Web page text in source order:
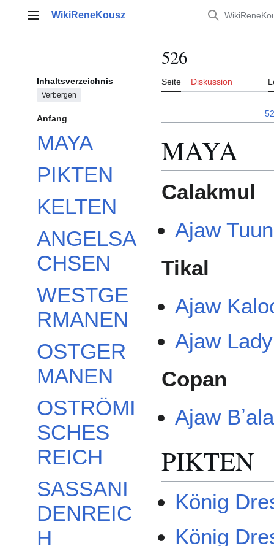
Hauptmenü
WikiReneKousz
Inhaltsverzeichnis
Verbergen
Anfang
MAYA
PIKTEN
KELTEN
ANGELSA
CHSEN
WESTGE
RMANEN
OSTGER
MANEN
OSTRÖMI
SCHES
REICH
SASSANI
DENREIC
H
526
Seite Diskussion
MAYA
Calakmul
Ajaw
Tikal
Ajaw
Ajaw
Copan
Ajaw
PIKTEN
König
König